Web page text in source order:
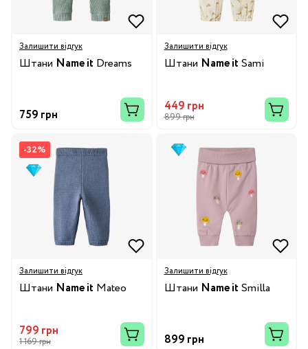
Залишити відгук
Штани Name it Dreams
759 грн
Залишити відгук
Штани Name it Sami
449 грн
899 грн
-32%
Залишити відгук
Штани Name it Mateo
799 грн
1 169 грн
Залишити відгук
Штани Name it Smilla
899 грн